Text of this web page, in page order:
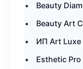
Beauty
Beauty Art
ИП Art
Esthetic